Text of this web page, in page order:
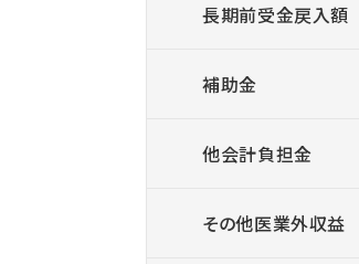
長期前受金戻入額
補助金
他会計負担金
その他医業外収益